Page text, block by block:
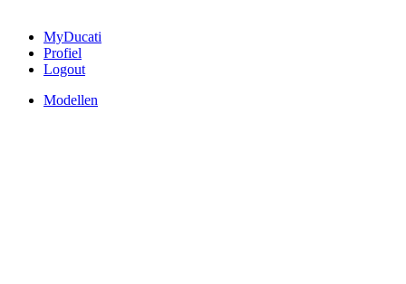
MyDucati
Profiel
Logout
Modellen